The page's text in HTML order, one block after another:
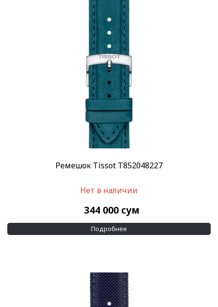
Ремешок Tissot T852048227
Нет в наличии
344 000 сум
Подробнее